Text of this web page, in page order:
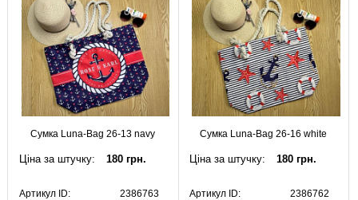
Сумка Luna-Bag 26-13 navy
Ціна за штучку: 180 грн.
Артикул ID:
2386763
Сумка Luna-Bag 26-16 white
Ціна за штучку: 180 грн.
Артикул ID:
2386762